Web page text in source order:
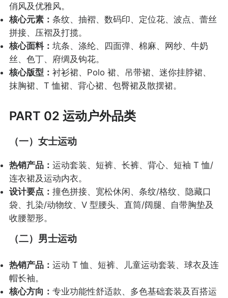
俏风及优雅风。
核心元素： 条纹、抽褶、数码印、定位花、波点、蕾丝
拼接、压褶及打揽。
核心面料： 坑条、涤纶、四面弹、棉麻、网纱、牛奶
丝、色丁、府绸及钩花。
核心版型： 衬衫裙、Polo 裙、吊带裙、迷你挂脖裙、
抹胸裙、T 恤裙、背心裙、包臀裙及散摆裙。
PART 02 运动户外品类
（一）女士运动
热销产品： 运动套装、短裤、长裤、背心、短袖 T 恤/
连衣裙及运动内衣。
设计要点： 撞色拼接、宽松休闲、条纹/格纹、隐藏口
袋、扎染/动物纹、V 型腰头、直筒/阔腿、自带胸垫及
收腰塑形。
（二）男士运动
热销产品： 运动 T 恤、短裤、儿童运动套装、球衣及连
帽长袖。
核心方向： 专业功能性舒适款、多色基础套装及百搭运